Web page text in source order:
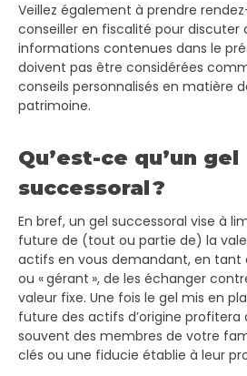
Veillez également à prendre
conseiller en fiscalité pour discuter
informations contenues dans le
doivent pas être considérées
conseils personnalisés en matière
patrimoine.
Qu’est-ce qu’un gel
successoral ?
En bref, un gel successoral vise à
future de (tout ou partie de) la
actifs en vous demandant, en tant
ou « gérant », de les échanger
valeur fixe. Une fois le gel mis en
future des actifs d’origine profitera
souvent des membres de votre
clés ou une fiducie établie à leur